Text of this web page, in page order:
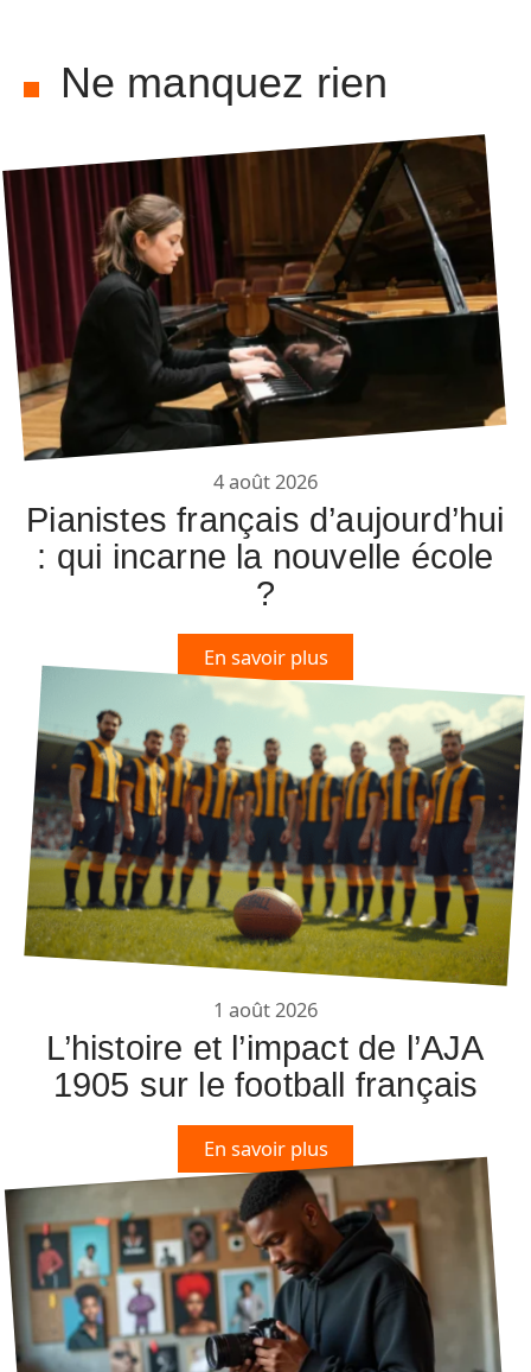
Ne manquez rien
4 août 2026
Pianistes français d’aujourd’hui
: qui incarne la nouvelle école
?
En savoir plus
1 août 2026
L’histoire et l’impact de l’AJA
1905 sur le football français
En savoir plus